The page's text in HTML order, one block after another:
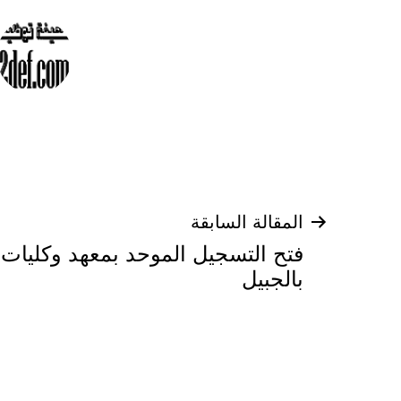
تصفّح
المقالات
المقالة السابقة
فتح التسجيل الموحد بمعهد وكليات
بالجبيل